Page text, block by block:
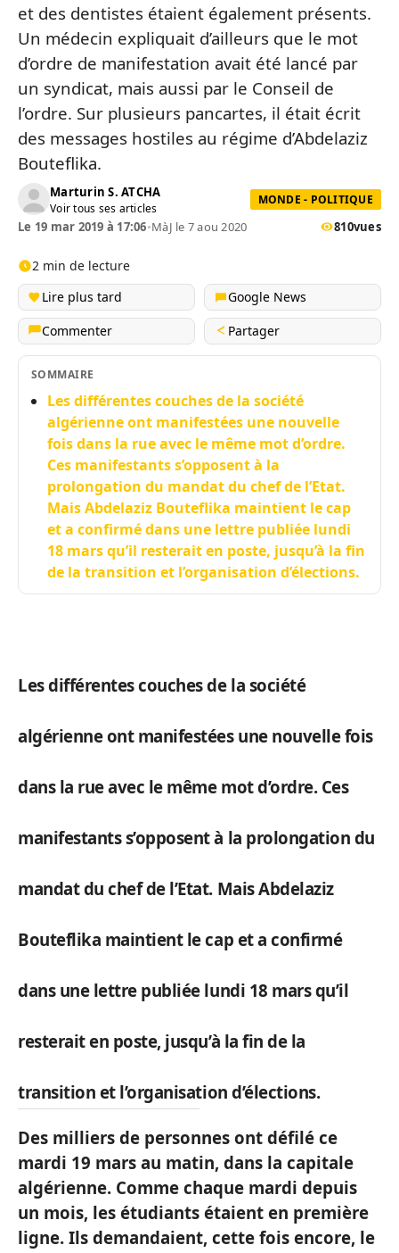
et des dentistes étaient également présents.
Un médecin expliquait d’ailleurs que le mot
d’ordre de manifestation avait été lancé par
un syndicat, mais aussi par le Conseil de
l’ordre. Sur plusieurs pancartes, il était écrit
des messages hostiles au régime d’Abdelaziz
Bouteflika.
Marturin S. ATCHA
Voir tous ses articles
MONDE - POLITIQUE
Le 19 mar 2019 à 17:06•MàJ le 7 aou 2020 810vues
2 min de lecture
Lire plus tard
Google News
Commenter
Partager
SOMMAIRE
Les différentes couches de la société
algérienne ont manifestées une nouvelle
fois dans la rue avec le même mot d’ordre.
Ces manifestants s’opposent à la
prolongation du mandat du chef de l’Etat.
Mais Abdelaziz Bouteflika maintient le cap
et a confirmé dans une lettre publiée lundi
18 mars qu’il resterait en poste, jusqu’à la fin
de la transition et l’organisation d’élections.
Les différentes couches de la société
algérienne ont manifestées une nouvelle fois
dans la rue avec le même mot d’ordre. Ces
manifestants s’opposent à la prolongation du
mandat du chef de l’Etat. Mais Abdelaziz
Bouteflika maintient le cap et a confirmé
dans une lettre publiée lundi 18 mars qu’il
resterait en poste, jusqu’à la fin de la
transition et l’organisation d’élections.
Des milliers de personnes ont défilé ce
mardi 19 mars au matin, dans la capitale
algérienne. Comme chaque mardi depuis
un mois, les étudiants étaient en première
ligne. Ils demandaient, cette fois encore, le